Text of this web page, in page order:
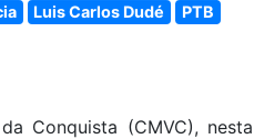
Luis Carlos Dudé PTB
Conquista (CMVC), nesta